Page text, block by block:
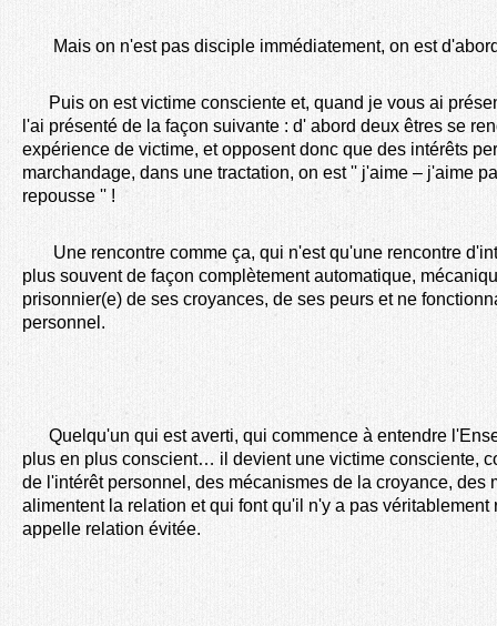
Mais on n'est pas disciple immédiatement, on est
Puis on est victime consciente et, quand je vous ai
l'ai présenté de la façon suivante : d' abord deux êtres se
expérience de victime, et opposent donc que des intérêts
marchandage, dans une tractation, on est '' j'aime – j'aime
repousse '' !
Une rencontre comme ça, qui n'est qu'une rencontre
plus souvent de façon complètement automatique,
prisonnier(e) de ses croyances, de ses peurs et ne
personnel.
Quelqu'un qui est averti, qui commence à entendre
plus en plus conscient… il devient une victime consciente,
de l'intérêt personnel, des mécanismes de la croyance, des
alimentent la relation et qui font qu'il n'y a pas véritablement
appelle relation évitée.